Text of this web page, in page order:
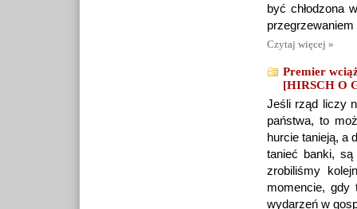
być chłodzona
przegrzewaniem
Czytaj więcej »
Premier
[HIRSCH O
Jeśli rząd liczy
państwa, to
hurcie tanieją, a
tanieć banki,
zrobiliśmy
momencie,
wydarzeń w